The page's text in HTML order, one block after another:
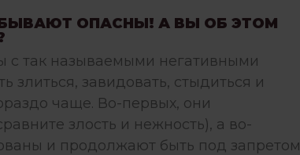
ОПАСНЫ! А ВЫ ОБ ЭТОМ
с так называемыми негативными
злиться, завидовать, стыдиться и
чаще. Во-первых, они
злость и нежность), а во-
и продолжают быть под запретом